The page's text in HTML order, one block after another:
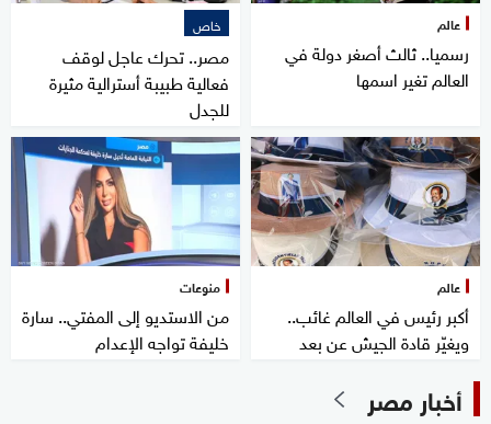
عالم
رسميا.. ثالث أصغر دولة في
العالم تغير اسمها
خاص
مصر.. تحرك عاجل لوقف
فعالية طبيبة أسترالية مثيرة
للجدل
عالم
أكبر رئيس في العالم غائب..
ويغيّر قادة الجيش عن بعد
منوعات
من الاستديو إلى المفتي.. سارة
خليفة تواجه الإعدام
أخبار مصر